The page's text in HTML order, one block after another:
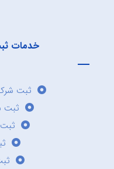
خدمات
ثبت
ثبت